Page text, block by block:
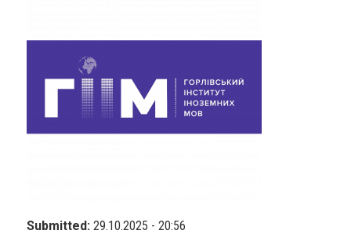
Submitted: 29.10.2025 - 20:56